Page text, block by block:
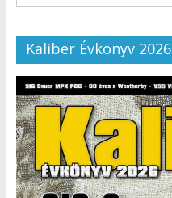
Kaliber Évkönyv 2026